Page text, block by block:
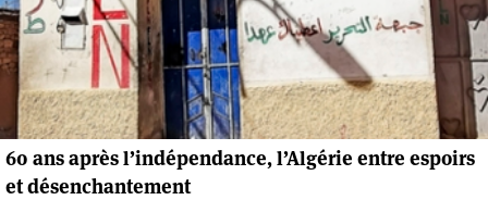
60 ans après l’indépendance, l’Algérie entre espoirs
et désenchantement